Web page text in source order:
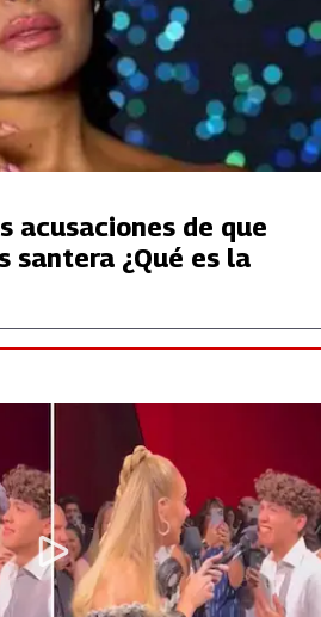
acusaciones de que
santera ¿Qué es la